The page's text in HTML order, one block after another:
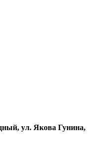
ул. Якова Гунина,